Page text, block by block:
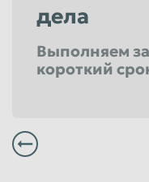
дела
Выполняем
короткий